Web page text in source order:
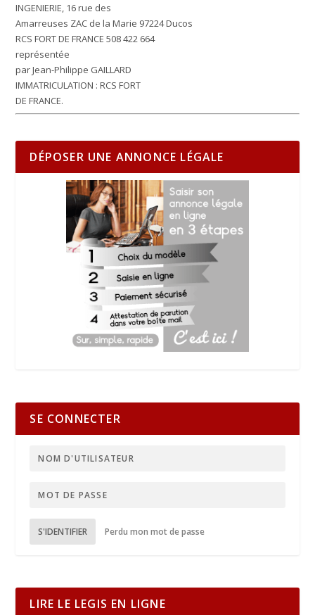
INGENIERIE, 16 rue des
Amarreuses ZAC de la Marie 97224 Ducos
RCS FORT DE FRANCE 508 422 664
représentée
par Jean-Philippe GAILLARD
IMMATRICULATION : RCS FORT
DE FRANCE.
DÉPOSER UNE ANNONCE LÉGALE
SE CONNECTER
S'IDENTIFIER Perdu mon mot de passe
LIRE LE LEGIS EN LIGNE